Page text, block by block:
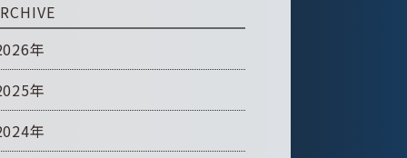
年
年
年